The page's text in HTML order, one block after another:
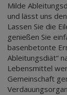
Milde
und lässt uns
Lassen Sie die
genießen Sie
basenbetonte
Ableitungsdiät“
Lebensmittel
Gemeinschaft